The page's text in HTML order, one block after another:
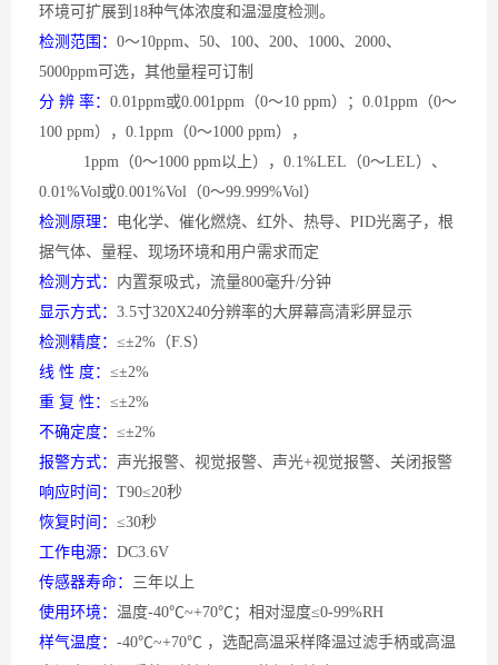
环境 可扩展到 18种气体浓度和温湿度检测。
检测范围： 0～10ppm、50、100、200、1000、2000、
5000ppm可选，其他量程可订制
分 辨 率： 0.01ppm或0.001ppm（0～10 ppm）；0.01ppm（0～
100 ppm），0.1ppm（0～1000 ppm），
1ppm（0～1000 ppm以上），0.1%LEL（0～LEL）、
0.01%Vol或0.001%Vol（0～99.999%Vol）
检测原理： 电化学、催化燃烧、红外、热导、 PID光离子，根
据气体、量程、现场环境和用户需求而定
检测方式： 内置泵吸式，流量800毫升/分钟
显示方式： 3.5寸320X240分辨率的大屏幕高清彩屏显示
检测精度： ≤±2%（F.S）
线 性 度： ≤±2%
重 复 性： ≤±2%
不确定度： ≤±2%
报警方式： 声光报警、视觉报警、声光+视觉报警、关闭报警
响应时间： T90≤20秒
恢复时间： ≤30秒
工作电源： DC3.6V
传感器寿命： 三年以上
使用环境： 温度-40℃~+70℃；相对湿度≤0-99%RH
样气温度： -40℃~+70℃ ，选配高温采样降温过滤手柄或高温